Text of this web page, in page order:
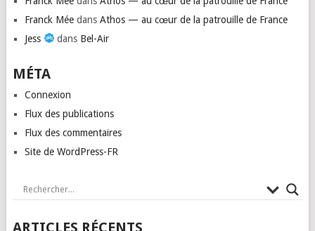
Franck Méedans Athos — au cœur de la patrouille de France
Jess
dans Bel-Air
MÉTA
Connexion
Flux des publications
Flux des commentaires
Site de WordPress-FR
ARTICLES RÉCENTS